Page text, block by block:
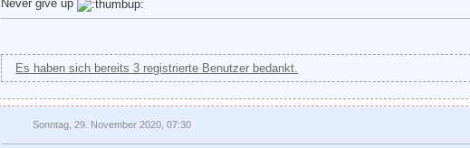
Never give up
Es haben sich bereits 3 registrierte Benutzer bedankt.
Sonntag, 29. November 2020, 07:30